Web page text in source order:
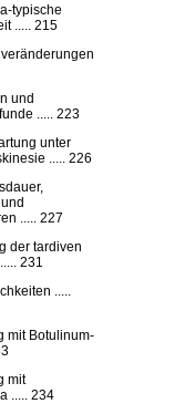
typische
..... 215
und
..... 223
unter
..... 226
..... 227
der tardiven
231
.....
mit Botulinum-
mit
..... 234